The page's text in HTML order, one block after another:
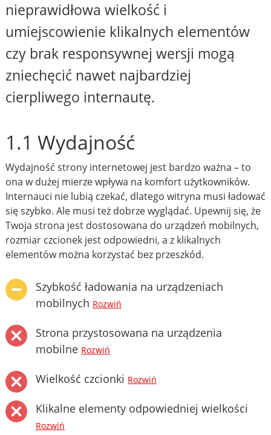
nieprawidłowa wielkość i
umiejscowienie klikalnych elementów
czy brak responsywnej wersji mogą
zniechęcić nawet najbardziej
cierpliwego internautę.
1.1 Wydajność
Wydajność strony internetowej jest bardzo ważna – to
ona w dużej mierze wpływa na komfort użytkowników.
Internauci nie lubią czekać, dlatego witryna musi ładować
się szybko. Ale musi też dobrze wyglądać. Upewnij się, że
Twoja strona jest dostosowana do urządzeń mobilnych,
rozmiar czcionek jest odpowiedni, a z klikalnych
elementów można korzystać bez przeszkód.
Szybkość ładowania na urządzeniach
mobilnych Rozwiń
Strona przystosowana na urządzenia
mobilne Rozwiń
Wielkość czcionki Rozwiń
Klikalne elementy odpowiedniej wielkości
Rozwiń